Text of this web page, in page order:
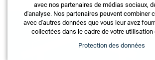
avec nos partenaires de médias sociaux,
d'analyse. Nos partenaires peuvent combiner
avec d'autres données que vous leur avez
collectées dans le cadre de votre utilisation
Protection des données